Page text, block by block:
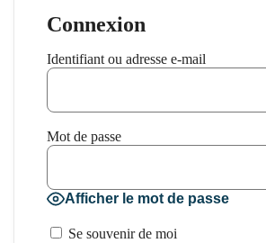
Connexion
Identifiant ou adresse e-mail
Mot de passe
Afficher le mot de passe
Se souvenir de moi